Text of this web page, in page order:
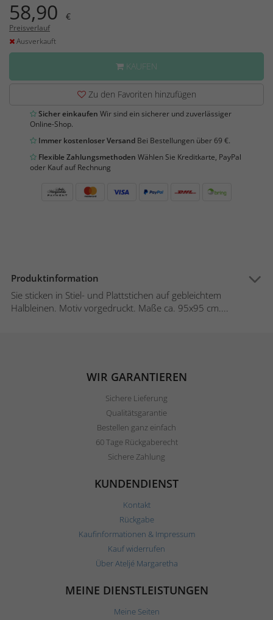
58,90 €
Preisverlauf
Ausverkauft
KAUFEN
Zu den Favoriten hinzufügen
Sicher einkaufen Wir sind ein sicherer und zuverlässiger
Online-Shop.
Immer kostenloser Versand Bei Bestellungen über 69 €.
Flexible Zahlungsmethoden Wählen Sie Kreditkarte, PayPal
oder Kauf auf Rechnung
Produktinformation
Sie sticken in Stiel- und Plattstichen auf gebleichtem
Halbleinen. Motiv vorgedruckt. Maße ca. 95x95 cm....
WIR GARANTIEREN
Sichere Lieferung
Qualitätsgarantie
Bestellen ganz einfach
60 Tage Rückgaberecht
Sichere Zahlung
KUNDENDIENST
Kontakt
Rückgabe
Kaufinformationen & Impressum
Kauf widerrufen
Über Ateljé Margaretha
MEINE DIENSTLEISTUNGEN
Meine Seiten